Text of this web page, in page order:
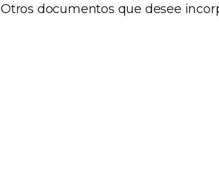
Otros documentos que desee